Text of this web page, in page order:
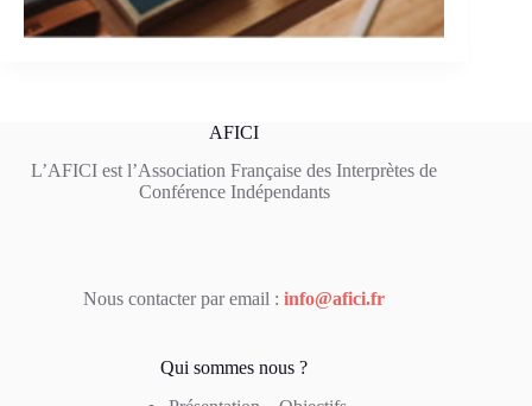
AFICI
L’AFICI est l’Association Française des Interprètes de
Conférence Indépendants
Nous contacter par email :info@afici.fr
Qui sommes nous ?